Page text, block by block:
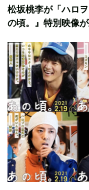
松坂桃李が「ハロ
の頃。』特別映像